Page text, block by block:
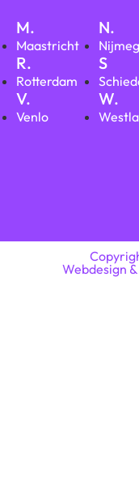
M.
Maastricht
N.
R.
Rotterdam
S
V.
Venlo
W.
Webdesign